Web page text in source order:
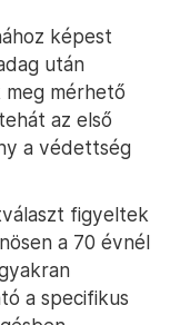
képest
után
mérhető
az első
a védettség
figyeltek
a 70 évnél
a specifikus